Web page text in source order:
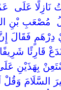
نَازِلًا عَلَى
‏مُصْعَبِ بْنِ
فَقَالَ إِنَّ
قَارِئًا
بِهَذَيْنِ
السَّلَامَ وَقُلْ